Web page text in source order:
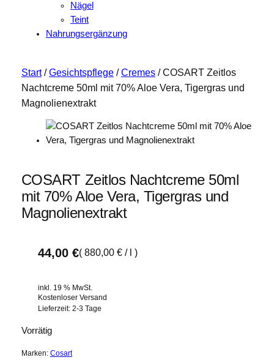
Nägel
Teint
Nahrungsergänzung
Start/Gesichtspflege/Cremes/ COSART Zeitlos
Nachtcreme 50ml mit 70% Aloe Vera, Tigergras und
Magnolienextrakt
COSART Zeitlos Nachtcreme 50ml
mit 70% Aloe Vera, Tigergras und
Magnolienextrakt
44,00 €( 880,00 €/ )
inkl. 19 % MwSt.
Kostenloser Versand
Lieferzeit: 2-3 Tage
Vorrätig
Marken: Cosart